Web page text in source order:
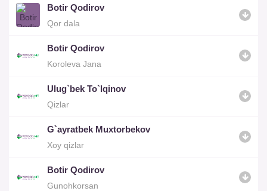
Botir Qodirov
Qor dala
Botir Qodirov
Koroleva Jana
Ulug`bek To`lqinov
Qizlar
G`ayratbek Muxtorbekov
Xoy qizlar
Botir Qodirov
Gunohkorsan